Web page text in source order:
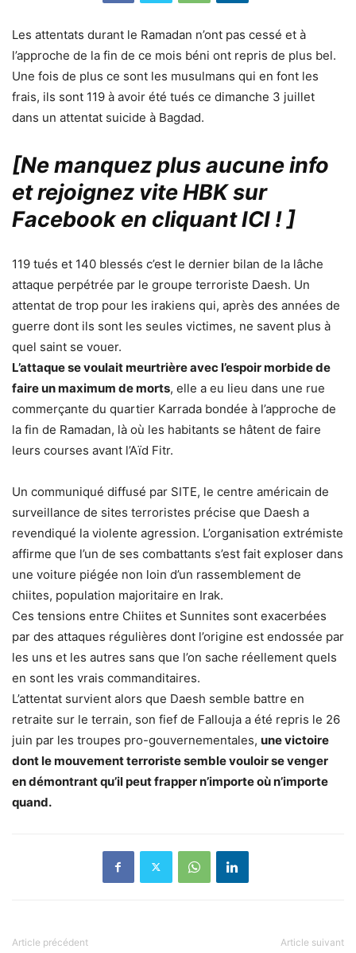
Les attentats durant le Ramadan n’ont pas cessé et à
l’approche de la fin de ce mois béni ont repris de plus bel.
Une fois de plus ce sont les musulmans qui en font les
frais, ils sont 119 à avoir été tués ce dimanche 3 juillet
dans un attentat suicide à Bagdad.
[Ne manquez plus aucune info
et rejoignez vite HBK sur
Facebook en cliquant ICI !]
119 tués et 140 blessés c’est le dernier bilan de la lâche
attaque perpétrée par le groupe terroriste Daesh. Un
attentat de trop pour les irakiens qui, après des années de
guerre dont ils sont les seules victimes, ne savent plus à
quel saint se vouer.
L’attaque se voulait meurtrière avec l’espoir morbide de
faire un maximum de morts, elle a eu lieu dans une rue
commerçante du quartier Karrada bondée à l’approche de
la fin de Ramadan, là où les habitants se hâtent de faire
leurs courses avant l’Aïd Fitr.
Un communiqué diffusé par SITE, le centre américain de
surveillance de sites terroristes précise que Daesh a
revendiqué la violente agression. L’organisation extrémiste
affirme que l’un de ses combattants s’est fait exploser dans
une voiture piégée non loin d’un rassemblement de
chiites, population majoritaire en Irak.
Ces tensions entre Chiites et Sunnites sont exacerbées
par des attaques régulières dont l’origine est endossée par
les uns et les autres sans que l’on sache réellement quels
en sont les vrais commanditaires.
L’attentat survient alors que Daesh semble battre en
retraite sur le terrain, son fief de Fallouja a été repris le 26
juin par les troupes pro-gouvernementales, une victoire
dont le mouvement terroriste semble vouloir se venger
en démontrant qu’il peut frapper n’importe où n’importe
quand.
Article précédent Article suivant